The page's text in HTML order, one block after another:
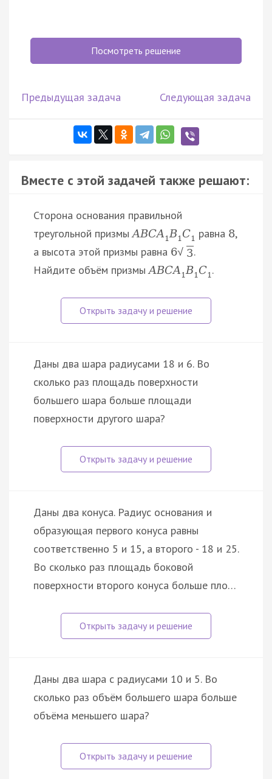
Посмотреть решение
Предыдущая задача Следующая задача
Вместе с этой задачей также решают:
Сторона основания правильной
треугольной призмыABCA 1B1C1 равна 8,
а высота этой призмы равна 6√ 3.
Найдите объём призмыABCA 1B1C1.
Даны два шара радиусами 18 и 6. Во
сколько раз площадь поверхности
большего шара больше площади
поверхности другого шара?
Даны два конуса. Радиус основания и
образующая первого конуса равны
соответственно 5 и 15, а второго - 18 и 25.
Во сколько раз площадь боковой
поверхности второго конуса больше пло…
Даны два шара с радиусами 10 и 5. Во
сколько раз объём большего шара больше
объёма меньшего шара?